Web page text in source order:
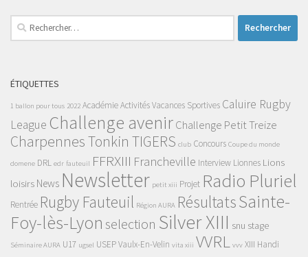
Rechercher :
ÉTIQUETTES
1 ballon pour tous 2022 AcadémieActivités Vacances Sportives Caluire Rugby
League Challenge avenirChallenge Petit Treize
Charpennes Tonkin TIGERS club Concours Coupe du monde
domene DRL edr fauteuil FFRXIII Francheville Interview Lionnes Lions
loisirs News Newsletter petit xiii Projet Radio Pluriel
Rentrée Rugby Fauteuil Région AURA RésultatsSainte-
Foy-lès-Lyon selection Silver XIII snu stage
Séminaire AURA U17 ugsel USEPVaulx-En-Velin vita xiii VVRL vvv XIII Handi